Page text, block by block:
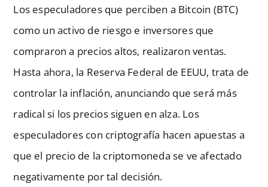
Los especuladores que perciben a Bitcoin (BTC)
como un activo de riesgo e inversores que
compraron a precios altos, realizaron ventas.
Hasta ahora, la Reserva Federal de EEUU, trata de
controlar la inflación, anunciando que será más
radical si los precios siguen en alza. Los
especuladores con criptografía hacen apuestas a
que el precio de la criptomoneda se ve afectado
negativamente por tal decisión.